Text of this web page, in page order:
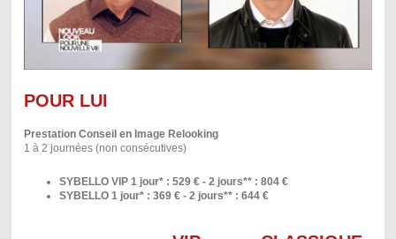
POUR LUI
Prestation Conseil en Image Relooking
1 à 2 journées (non consécutives)
SYBELLO VIP 1 jour* : 529 € - 2 jours** : 804 €
SYBELLO 1 jour* : 369 € - 2 jours** : 644 €